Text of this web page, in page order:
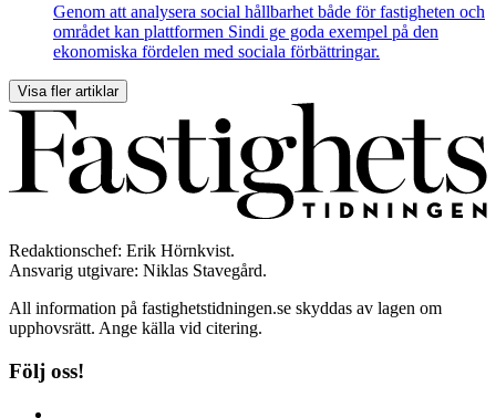
Genom att analysera social hållbarhet både för fastigheten och
området kan plattformen Sindi ge goda exempel på den
ekonomiska fördelen med sociala förbättringar.
Visa fler artiklar
Redaktionschef: Erik Hörnkvist.
Ansvarig utgivare: Niklas Stavegård.
All information på fastighetstidningen.se skyddas av lagen om
upphovsrätt. Ange källa vid citering.
Följ oss!